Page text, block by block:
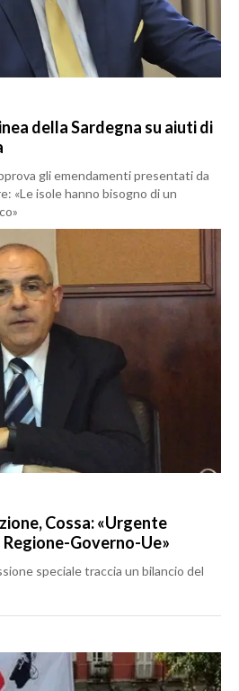
della Sardegna su aiuti di
gli emendamenti presentati da
«Le isole hanno bisogno di un
Cossa: «Urgente
Regione-Governo-Ue»
speciale traccia un bilancio del